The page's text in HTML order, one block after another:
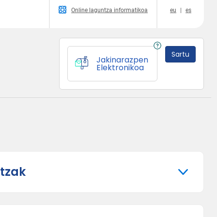
Jakinarazpen
Elektronikoa
Sartu
Online laguntza informatikoa eu es